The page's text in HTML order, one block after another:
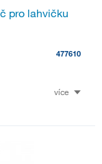
pro lahvičku
477610
více